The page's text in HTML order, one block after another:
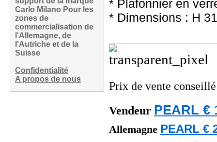
Carlo Milano Pour les
zones de
commercialisation de
l'Allemagne, de
l'Autriche et de la
Suisse
Confidentialité
A propos de nous
* Plafonnier en
* Dimensions : H
Prix de vente
Vendeur PEARL €
Allemagne PEARL €